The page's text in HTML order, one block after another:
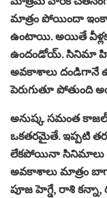
మాత్రం పోయిందా
ఉంటాయి. అయితే
ఉందండోయ్. సినిమా
అవకాశాలు దండిగానే
పెరుగుతూ
అనుష్క సమంత
ఒకతరమైతే. ఇప్పటి
లేకపోయినా సినిమాలు
అవకాశాలు మాత్రం
పూజ హెగ్డే, రాశి కన్నా,